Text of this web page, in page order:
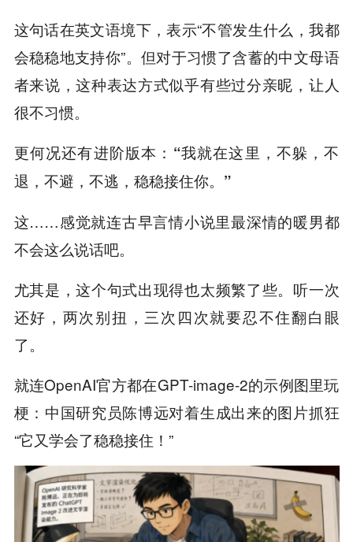
这句话在英文语境下，表示“不管发生什么，我都
会稳稳地支持你”。但对于习惯了含蓄的中文母语
者来说，这种表达方式似乎有些过分亲昵，让人
很不习惯。
更何况还有进阶版本： “我就在这里，不躲，不
退，不避，不逃，稳稳接住你。”
这……感觉就连古早言情小说里最深情的暖男都
不会这么说话吧。
尤其是，这个句式出现得也太频繁了些。听一次
还好，两次别扭，三次四次就要忍不住翻白眼
了。
就连OpenAI官方都在GPT-image-2的示例图里玩
梗：中国研究员陈博远对着生成出来的图片抓狂
“它又学会了稳稳接住！”